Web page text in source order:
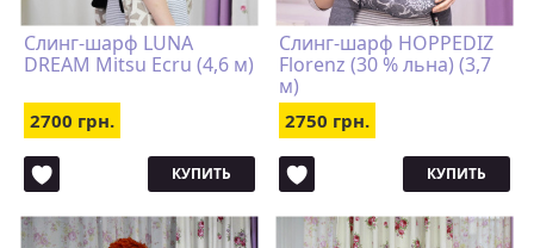
Слинг-шарф LUNA
DREAM Mitsu Ecru (4,6 м)
2700 грн.
КУПИТЬ
Слинг-шарф HOPPEDIZ
Florenz (30 % льна) (3,7
м)
2750 грн.
КУПИТЬ